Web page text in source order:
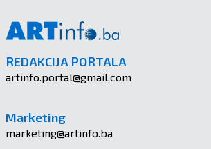
REDAKCIJA PORTALA
artinfo.portal@gmail.com
Marketing
marketing@artinfo.ba